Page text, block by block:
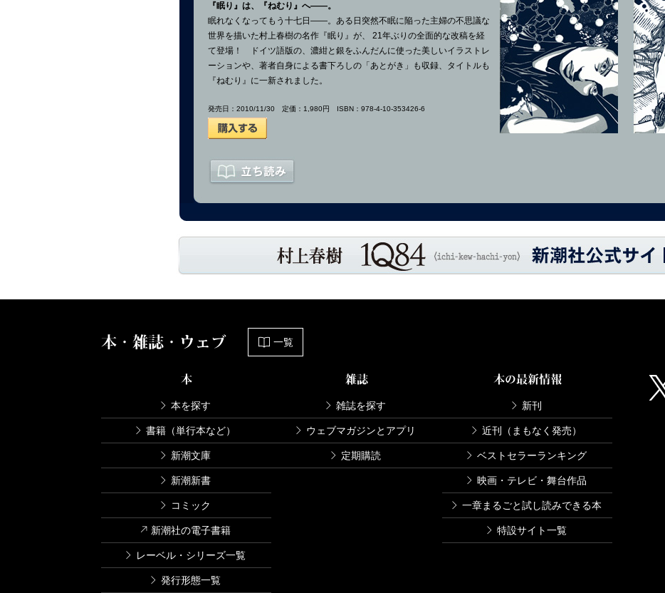
『眠り』は、『ねむり』へ――。
眠れなくなってもう十七日――。ある日突然不眠に陥った主婦の不思議な
世界を描いた村上春樹の名作『眠り』が、 21年ぶりの全面的な改稿を経
て登場！ ドイツ語版の、濃紺と銀をふんだんに使った美しいイラストレ
ーションや、著者自身による書下ろしの「あとがき」も収録、タイトルも
『ねむり』に一新されました。
発売日：2010/11/30 定価：1,980円 ISBN：978-4-10-353426-6
本・雑誌・ウェブ 一覧
本
本を探す
書籍（単行本など）
新潮文庫
新潮新書
コミック
新潮社の電子書籍
レーベル・シリーズ一覧
発行形態一覧
雑誌
雑誌を探す
ウェブマガジンとアプリ
定期購読
本の最新情報
新刊
近刊（まもなく発売）
ベストセラーランキング
映画・テレビ・舞台作品
一章まるごと試し読みできる本
特設サイト一覧